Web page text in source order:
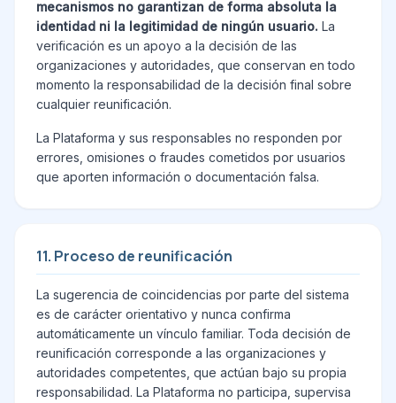
mecanismos no garantizan de forma absoluta la
identidad ni la legitimidad de ningún usuario. La
verificación es un apoyo a la decisión de las
organizaciones y autoridades, que conservan en todo
momento la responsabilidad de la decisión final sobre
cualquier reunificación.
La Plataforma y sus responsables no responden por
errores, omisiones o fraudes cometidos por usuarios
que aporten información o documentación falsa.
11. Proceso de reunificación
La sugerencia de coincidencias por parte del sistema
es de carácter orientativo y nunca confirma
automáticamente un vínculo familiar. Toda decisión de
reunificación corresponde a las organizaciones y
autoridades competentes, que actúan bajo su propia
responsabilidad. La Plataforma no participa, supervisa